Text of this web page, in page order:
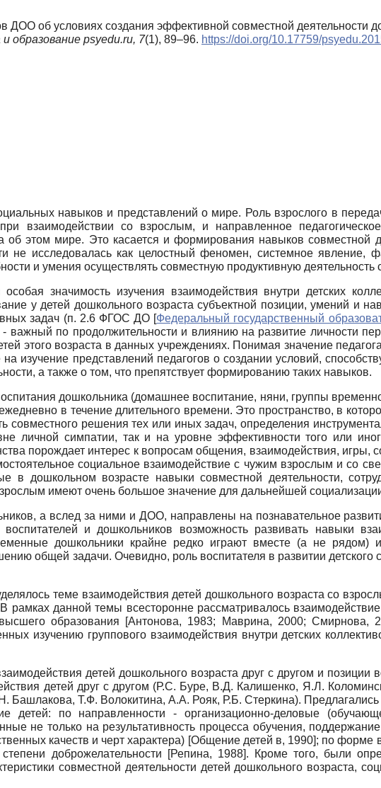
ДОО об условиях создания эффективной совместной деятельности
образование psyedu.ru, 7(1), 89–96. https://doi.org/10.17759/
навыков и представлений о мире. Роль взрослого в
взаимодействии со взрослым, и направленное
этом мире. Это касается и формирования навыков совместной
не исследовалась как целостный феномен, системное явление,
и умения осуществлять совместную продуктивную деятельность
значимость изучения взаимодействия внутри детских
у детей дошкольного возраста субъектной позиции, умений и
задач (п. 2.6 ФГОС ДО [Федеральный государственный
по продолжительности и влиянию на развитие личности
этого возраста в данных учреждениях. Понимая значение
изучение представлений педагогов о создании условий,
а также о том, что препятствует формированию таких навыков.
дошкольника (домашнее воспитание, няни, группы
в течение длительного времени. Это пространство, в
совместного решения тех или иных задач, определения
личной симпатии, так и на уровне эффективности того или
порождает интерес к вопросам общения, взаимодействия, игры,
социальное взаимодействие с чужим взрослым и со
в дошкольном возрасте навыки совместной деятельности,
имеют очень большое значение для дальнейшей
а вслед за ними и ДОО, направлены на познавательное
и дошкольников возможность развивать навыки
дошкольники крайне редко играют вместе (а не рядом)
общей задачи. Очевидно, роль воспитателя в развитии детского
теме взаимодействия детей дошкольного возраста со
данной темы всесторонне рассматривалось
образования
[Антонова, 1983; Маврина, 2000; Смирнова,
изучению группового взаимодействия внутри детских
детей дошкольного возраста друг с другом и позиции
детей друг с другом (Р.С. Буре, В.Д. Калишенко, Я.Л.
Т.Ф. Волокитина, А.А. Рояк, Р.Б. Стеркина). Предлагались
детей: по направленности - организационно-деловые
не только на результативность процесса обучения,
качеств и черт характера) [Общение детей в, 1990]; по форме
доброжелательности
[Репина, 1988]. Кроме того, были
совместной деятельности детей дошкольного возраста,